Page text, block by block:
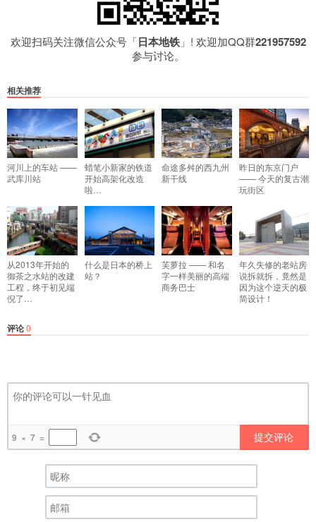
欢迎扫码关注微信公众号「日本地铁」! 欢迎加QQ群221957592
参与讨论。
相关推荐
河川上的车站 ——
武库川站
蜡笔小新家的铁道
开始高架化改造
啦…
命途多舛的西九州
新干线
昨日的东京门户
—— 今天的复古潮
玩街区
从2013年开始的
御茶之水站的改建
工程，终于初见端
倪了…
什么是日本的桥上
站？
芙萝拉 —— 和名
字一样美丽的高端
商务巴士
年久失修的老站房
说拆就拆，竟然是
因为这个逆天的极
简设计！
评论0
9 × 7 = 提交评论